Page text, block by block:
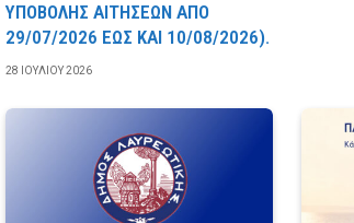
YΠOBOΛHΣ AITHΣEΩN AΠO
29/07/2026 EΩΣ KAI 10/08/2026).
28 ΙΟΥΛΊΟΥ 2026